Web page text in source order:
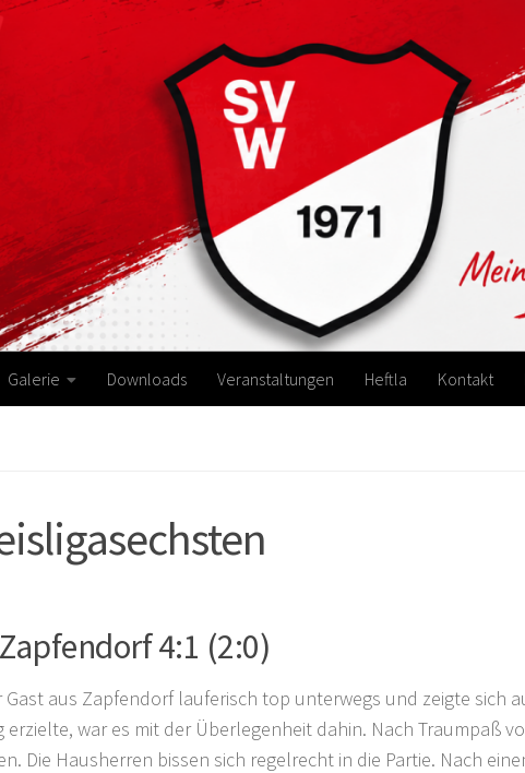
Galerie Downloads Veranstaltungen Heftla Kontakt
4:1 (2:0)
aus Zapfendorf lauferisch top unterwegs und zeigte sich
erzielte, war es mit der Überlegenheit dahin. Nach Traumpaß
Die Hausherren bissen sich regelrecht in die Partie. Nach